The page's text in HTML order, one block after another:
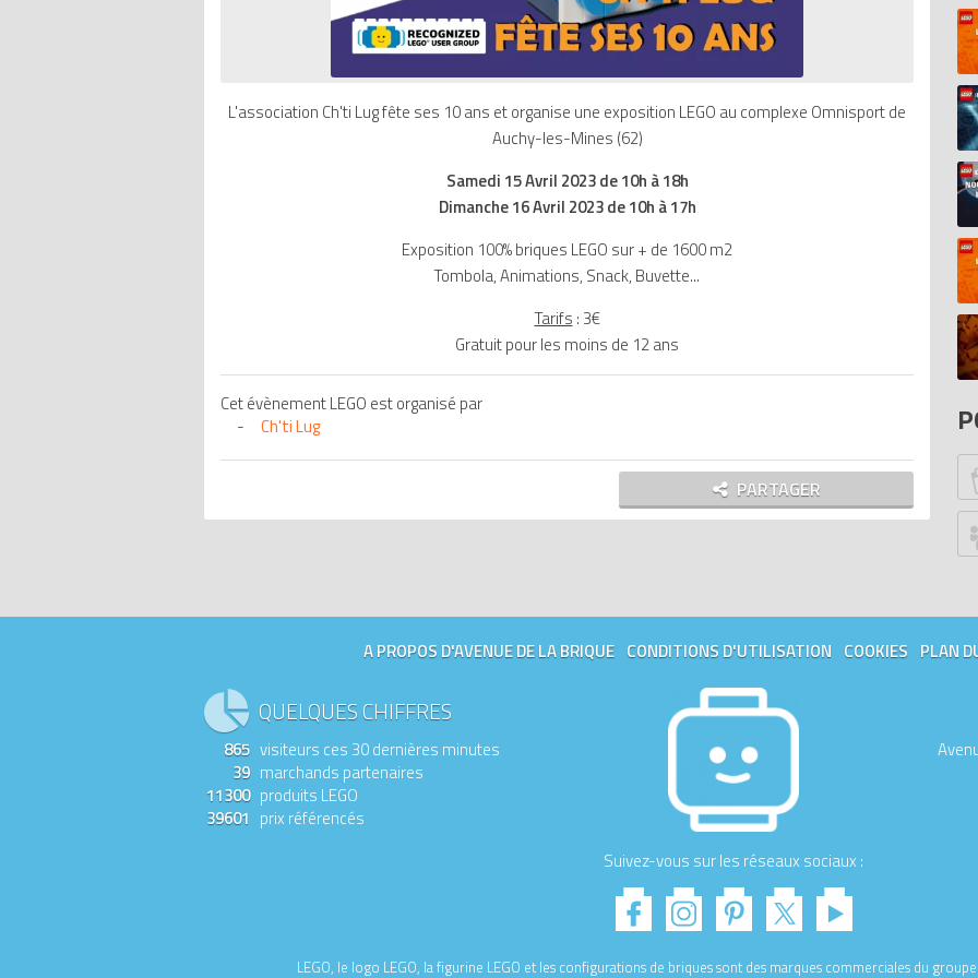
L'association Ch'ti Lug fête ses 10 ans et organise une exposition LEGO au complexe Omnisport de
Auchy-les-Mines (62)
Samedi 15 Avril 2023 de 10h à 18h
Dimanche 16 Avril 2023 de 10h à 17h
Exposition 100% briques LEGO sur + de 1600 m2
Tombola, Animations, Snack, Buvette...
Tarifs : 3€
Gratuit pour les moins de 12 ans
Cet évènement LEGO est organisé par
Ch'ti Lug
PARTAGER
A PROPOS D'AVENUE DE LA BRIQUE CONDITIONS D'UTILISATION COOKIES PLAN
QUELQUES CHIFFRES
865 visiteurs ces 30 dernières minutes
39 marchands partenaires
11300 produits LEGO
39601 prix référencés
Suivez-vous sur les réseaux sociaux :
LEGO, le logo LEGO, la figurine LEGO et les configurations de briques sont des marques commerciales du